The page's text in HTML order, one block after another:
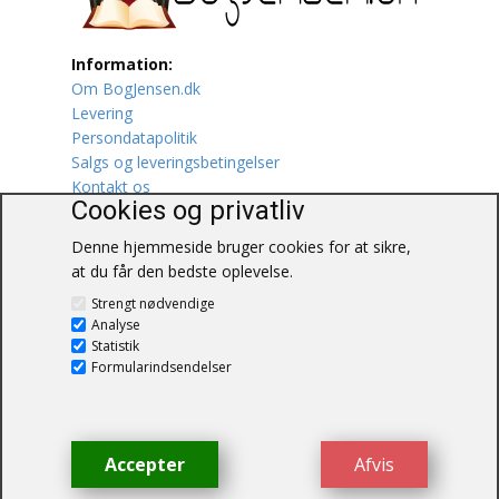
Lystfiskeri
Mad
Musik
Mytologi / Sagn / Sagaer
Naturen
Oldtidskundskab
Information:
Om BogJensen.dk
Levering
Persondatapolitik
Salgs og leveringsbetingelser
Kontakt os
Blåkærvej 25
6052 Viuf
Tlf.:60703190
© BogJensen.dk – Alle rettigheder
forbeholdes.
Cookies og privatliv
Denne hjemmeside bruger cookies for at sikre,
at du får den bedste oplevelse.
Strengt nødvendige
Analyse
Statistik
Formularindsendelser
Afvis
Accepter